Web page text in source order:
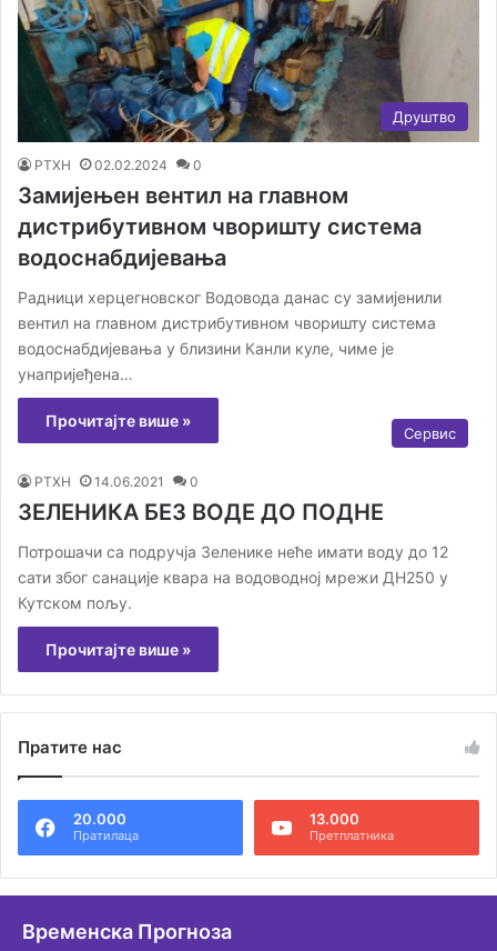
Друштво
РТХН 02.02.2024 0
Замијењен вентил на главном
дистрибутивном чворишту система
водоснабдијевања
Радници херцегновског Водовода данас су замијенили
вентил на главном дистрибутивном чворишту система
водоснабдијевања у близини Канли куле, чиме је
унапријеђена…
Прочитајте више »
Сервис
РТХН 14.06.2021 0
ЗЕЛЕНИКА БЕЗ ВОДЕ ДО ПОДНЕ
Потрошачи са подручја Зеленике неће имати воду до 12
сати због санације квара на водоводној мрежи ДН250 у
Кутском пољу.
Прочитајте више »
Пратите нас
20.000
Пратилаца
13.000
Претплатника
Временска Прогноза